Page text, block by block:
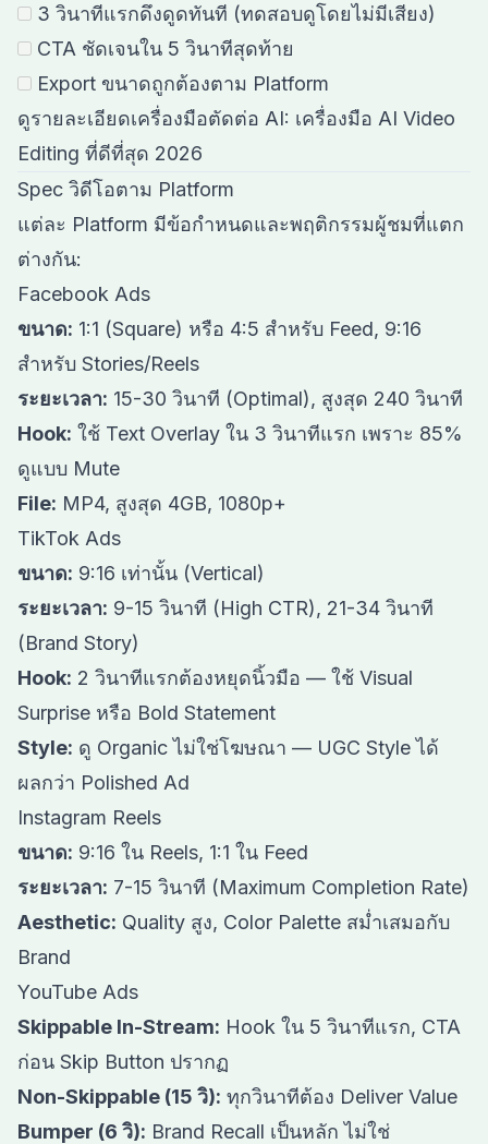
3 วินาทีแรกดึงดูดทันที (ทดสอบดูโดยไม่มีเสียง)
CTA ชัดเจนใน 5 วินาทีสุดท้าย
Export ขนาดถูกต้องตาม Platform
ดูรายละเอียดเครื่องมือตัดต่อ AI: เครื่องมือ AI Video
Editing ที่ดีที่สุด 2026
Spec วิดีโอตาม Platform
แต่ละ Platform มีข้อกำหนดและพฤติกรรมผู้ชมที่แตก
ต่างกัน:
Facebook Ads
ขนาด: 1:1 (Square) หรือ 4:5 สำหรับ Feed, 9:16
สำหรับ Stories/Reels
ระยะเวลา: 15-30 วินาที (Optimal), สูงสุด 240 วินาที
Hook: ใช้ Text Overlay ใน 3 วินาทีแรก เพราะ 85%
ดูแบบ Mute
File: MP4, สูงสุด 4GB, 1080p+
TikTok Ads
ขนาด: 9:16 เท่านั้น (Vertical)
ระยะเวลา: 9-15 วินาที (High CTR), 21-34 วินาที
(Brand Story)
Hook: 2 วินาทีแรกต้องหยุดนิ้วมือ — ใช้ Visual
Surprise หรือ Bold Statement
Style: ดู Organic ไม่ใช่โฆษณา — UGC Style ได้
ผลกว่า Polished Ad
Instagram Reels
ขนาด: 9:16 ใน Reels, 1:1 ใน Feed
ระยะเวลา: 7-15 วินาที (Maximum Completion Rate)
Aesthetic: Quality สูง, Color Palette สม่ำเสมอกับ
Brand
YouTube Ads
Skippable In-Stream: Hook ใน 5 วินาทีแรก, CTA
ก่อน Skip Button ปรากฏ
Non-Skippable (15 วิ): ทุกวินาทีต้อง Deliver Value
Bumper (6 วิ): Brand Recall เป็นหลัก ไม่ใช่